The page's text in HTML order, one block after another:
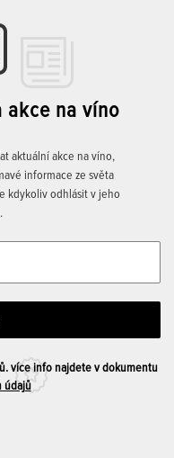
akce na víno
aktuální akce na víno,
informace ze světa
kdykoliv odhlásit v jeho
více info najdete v dokumentu
údajů